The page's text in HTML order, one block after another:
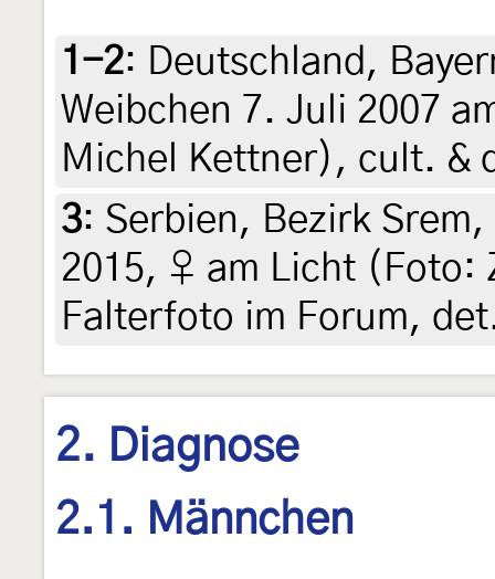
1-2: Deutschland,
Weibchen 7. Juli 2007
Michel Kettner), cult. &
3: Serbien, Bezirk
2015, ♀ am Licht (Foto:
Falterfoto im Forum,
2. Diagnose
2.1. Männchen